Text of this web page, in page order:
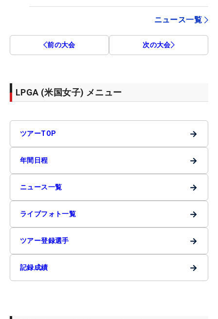
ニュース一覧
前の大会 次の大会
LPGA (米国女子) メニュー
ツアーTOP →
年間日程 →
ニュース一覧 →
ライブフォト一覧 →
ツアー登録選手 →
記録成績 →